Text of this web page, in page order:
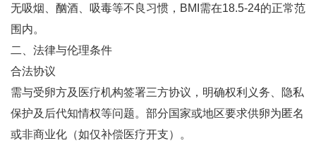
无吸烟、酗酒、吸毒等不良习惯，BMI需在18.5-24的正常范
围内‌。
二、法律与伦理条件
合法协议‌
需与受卵方及医疗机构签署三方协议，明确权利义务、隐私
保护及后代知情权等问题‌。部分国家或地区要求供卵为匿名
或非商业化（如仅补偿医疗开支）‌。